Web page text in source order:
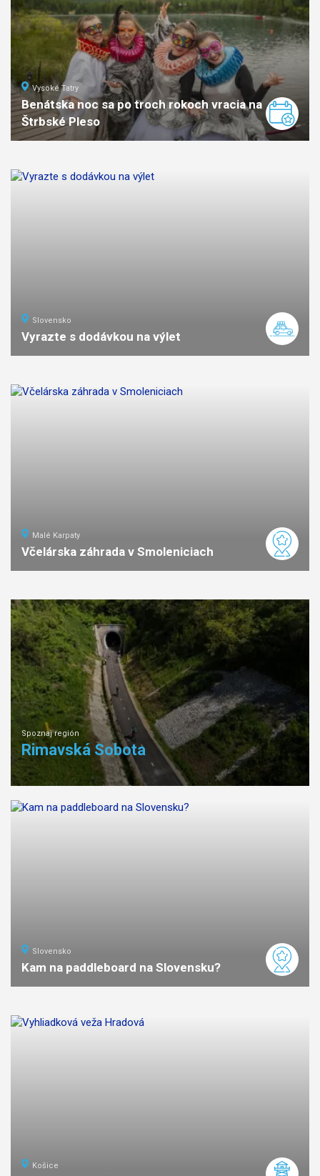
Vysoké Tatry
Benátska noc sa po troch rokoch vracia na
Štrbské Pleso
Slovensko
Vyrazte s dodávkou na výlet
Malé Karpaty
Včelárska záhrada v Smoleniciach
Spoznaj región
Rimavská Sobota
Slovensko
Kam na paddleboard na Slovensku?
Košice